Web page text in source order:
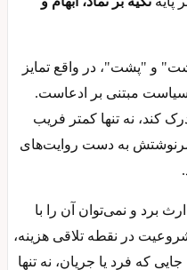
و "پشت"، در واقع تمایز
مبتنی بر ادعاست.
کند، نه‌ تنها کمتر فریب
به دست روایت‌های
برد و نمی‌توان آن را با
در نقطه تلاقی هزینه،
که فرد یا جریان، نه‌ تنها